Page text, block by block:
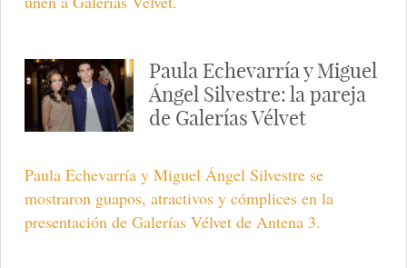
Paula Echevarría y Miguel
Ángel Silvestre: la pareja
de Galerías Vélvet
Paula Echevarría y Miguel Ángel Silvestre se
mostraron guapos, atractivos y cómplices en la
presentación de Galerías Vélvet de Antena 3.